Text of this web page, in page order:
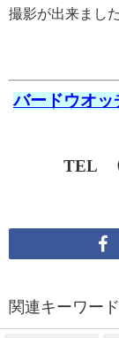
撮影が出来まし
バードウオ
TEL
関連キーワード